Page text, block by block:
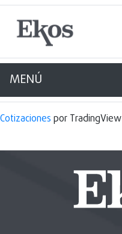
MENÚ
Cotizaciones por TradingView